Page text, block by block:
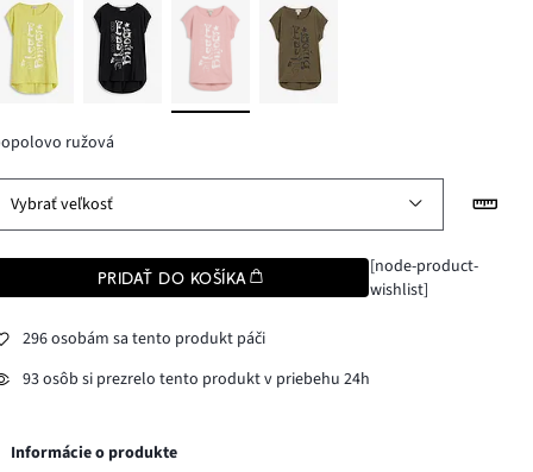
ružová
Vybrať veľkosť
PRIDAŤ DO KOŠÍKA
[node-product-
wishlist]
296 osobám sa tento produkt páči
93 osôb si prezrelo tento produkt v priebehu 24h
Informácie o produkte